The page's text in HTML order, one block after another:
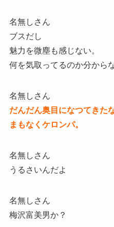
名無しさん
ブスだし
魅力を微塵も感じない。
何を気取ってるのか分からな
名無しさん
だんだん奥目になつてきたな
まもなくケロンパ。
名無しさん
うるさいんだよ
名無しさん
梅沢富美男か？